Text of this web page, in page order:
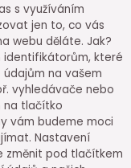
s využíváním
jen to, co vás
webu děláte. Jak?
identifikátorům, které
na vašem
vyhledávače nebo
na tlačítko
vám budeme moci
Nastavení
změnit pod tlačítkem